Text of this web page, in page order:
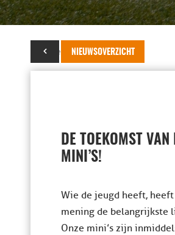
NIEUWSOVERZICHT
05 november 2023
DE TOEKOMST
MINI’S!
Wie de jeugd heeft,
mening de belangrijkste
Onze mini’s zijn